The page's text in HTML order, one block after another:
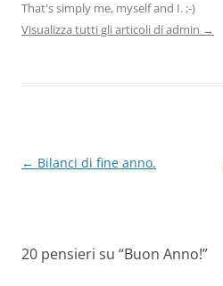
That's simply me, myself and I. ;-)
Visualizza tutti gli articoli di admin →
Navigazione
← Bilanci di fine anno.
20 pensieri su “Buon Anno!”